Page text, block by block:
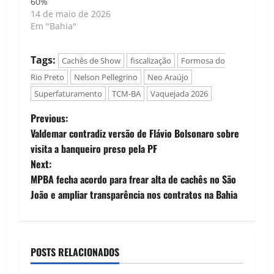
14 de maio de 2026
Em "Bahia"
Tags: Cachês de Show fiscalização
Formosa do
Rio Preto
Nelson Pellegrino
Neo Araújo
Superfaturamento
TCM-BA Vaquejada 2026
P
o
s
t
a
Previous:
Valdemar contradiz versão de Flávio Bolsonaro sobre
visita a banqueiro preso pela PF
Next:
MPBA fecha acordo para frear alta de cachês no São
João e ampliar transparência nos contratos na Bahia
POSTS RELACIONADOS